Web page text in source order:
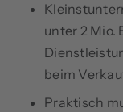
unter 2 Mio.
beim
Praktisch